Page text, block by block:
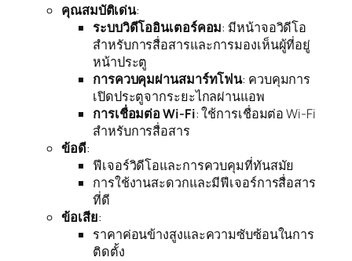
คุณสมบัติเด่น:
ระบบวิดีโออินเตอร์คอม: มีหน้าจอวิดีโอ
สำหรับการสื่อสารและการมองเห็นผู้ที่อยู่
หน้าประตู
การควบคุมผ่านสมาร์ทโฟน: ควบคุมการ
เปิดประตูจากระยะไกลผ่านแอพ
การเชื่อมต่อ Wi-Fi: ใช้การเชื่อมต่อ Wi-Fi
สำหรับการสื่อสาร
ข้อดี:
ฟีเจอร์วิดีโอและการควบคุมที่ทันสมัย
การใช้งานสะดวกและมีฟีเจอร์การสื่อสาร
ที่ดี
ข้อเสีย:
ราคาค่อนข้างสูงและความซับซ้อนในการ
ติดตั้ง